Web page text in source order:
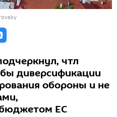
чтл
диверсификации
обороны и не
ЕС